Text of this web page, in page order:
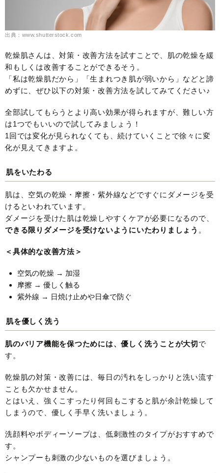
出典：www.shutterstock.com
乾燥肌さんは、対策・改善方法を試すことで、肌の乾燥を緩
和もしくは改善することができるそう。
「私は乾燥肌だから」「生まれつき肌が弱いから」などと諦
めずに、ぜひ以下の対策・改善方法を試してみてください♪
全部試してもらうとより高い効果が得られますが、難しい方
は1つでもいいので試してみましょう！
1回では変化が見られなくても、続けていくことで徐々に変
化が見えてきますよ。
肌をいたわる
肌は、空気の乾燥・摩擦・紫外線などですぐにダメージを受
けるといわれています。
ダメージを受けた肌は乾燥しやすくケアが必要になるので、
できる限りダメージを受けないようにいたわりましょう 。
＜具体的な改善方法＞
空気の乾燥 → 加湿
摩擦 → 優しく触る
紫外線 → 日焼け止めや日傘で防ぐ
肌を優しく洗う
肌のバリア機能を保つためには、優しく洗うことが大切で
す。
乾燥肌の対策・改善には、毎日の汚れをしっかりと洗い流す
ことも欠かせません。
とはいえ、強くこすったり何回もこすると肌が余計乾燥して
しまうので、優しく手早く洗いましょう。
洗顔料やボディーソープは、低刺激性のタイプがおすすめで
す。
シャンプーも刺激の少ないものを選びましょう。